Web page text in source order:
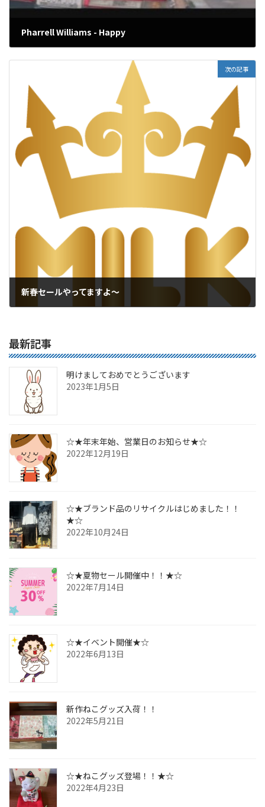
Pharrell Williams - Happy
次の記事
新春セールやってますよ～
最新記事
明けましておめでとうございます
2023年1月5日
☆★年末年始、営業日のお知らせ★☆
2022年12月19日
☆★ブランド品のリサイクルはじめました！！
★☆
2022年10月24日
☆★夏物セール開催中！！★☆
2022年7月14日
☆★イベント開催★☆
2022年6月13日
新作ねこグッズ入荷！！
2022年5月21日
☆★ねこグッズ登場！！★☆
2022年4月23日